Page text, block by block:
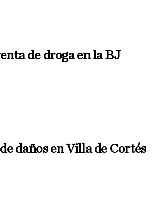
de droga en la BJ
daños en Villa de Cortés